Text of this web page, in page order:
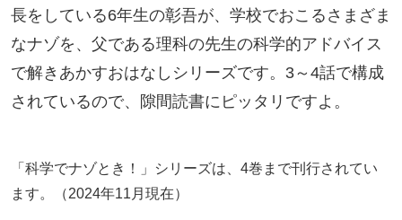
長をしている6年生の彰吾が、学校でおこるさまざま
なナゾを、父である理科の先生の科学的アドバイス
で解きあかすおはなしシリーズです。3～4話で構成
されているので、隙間読書にピッタリですよ。
「科学でナゾとき！」シリーズは、4巻まで刊行されてい
ます。（2024年11月現在）